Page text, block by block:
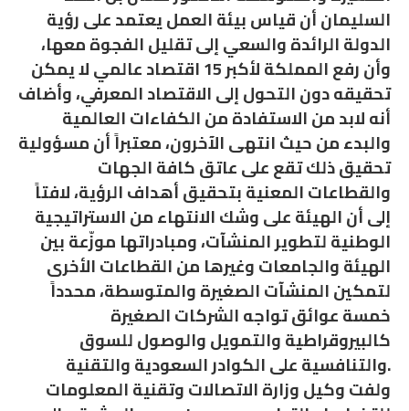
السليمان أن قياس بيئة العمل يعتمد على رؤية
الدولة الرائدة والسعي إلى تقليل الفجوة معها،
وأن رفع المملكة لأكبر 15 اقتصاد عالمي لا يمكن
تحقيقه دون التحول إلى الاقتصاد المعرفي، وأضاف
أنه لابد من الاستفادة من الكفاءات العالمية
والبدء من حيث انتهى الآخرون، معتبراً أن مسؤولية
تحقيق ذلك تقع على عاتق كافة الجهات
والقطاعات المعنية بتحقيق أهداف الرؤية، لافتاً
إلى أن الهيئة على وشك الانتهاء من الاستراتيجية
الوطنية لتطوير المنشآت، ومبادراتها موزّعة بين
الهيئة والجامعات وغيرها من القطاعات الأخرى
لتمكين المنشآت الصغيرة والمتوسطة، محدداً
خمسة عوائق تواجه الشركات الصغيرة
كالبيروقراطية والتمويل والوصول للسوق
والتنافسية على الكوادر السعودية والتقنية.
ولفت وكيل وزارة الاتصالات وتقنية المعلومات